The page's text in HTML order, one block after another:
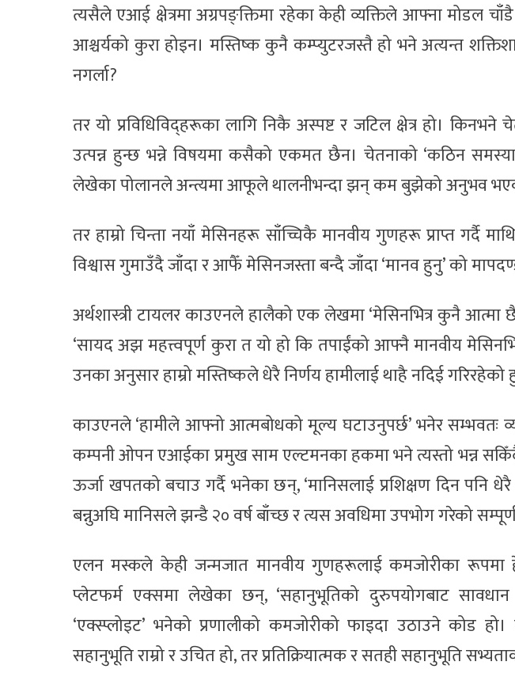
त्यसैले एआई क्षेत्रमा अग्रपङ्क्तिमा रहेका केही व्यक्तिले आफ्ना मोडल
आश्चर्यको कुरा होइन। मस्तिष्क कुनै कम्प्युटरजस्तै हो भने अत्यन्त
नगर्ला?
तर यो प्रविधिविद्हरूका लागि निकै अस्पष्ट र जटिल क्षेत्र हो।
उत्पन्न हुन्छ भन्ने विषयमा कसैको एकमत छैन। चेतनाको ‘कठिन
लेखेका पोलानले अन्त्यमा आफूले थालनीभन्दा झन् कम बुझेको अनुभव
तर हाम्रो चिन्ता नयाँ मेसिनहरू साँच्चिकै मानवीय गुणहरू प्राप्त गर्दै
विश्वास गुमाउँदै जाँदा र आफैँ मेसिनजस्ता बन्दै जाँदा ‘मानव हुनु’ को
अर्थशास्त्री टायलर काउएनले हालैको एक लेखमा ‘मेसिनभित्र कुनै
‘सायद अझ महत्त्वपूर्ण कुरा त यो हो कि तपाईंको आफ्नै मानवीय
उनका अनुसार हाम्रो मस्तिष्कले धेरै निर्णय हामीलाई थाहै नदिई गरिरहेको
काउएनले ‘हामीले आफ्नो आत्मबोधको मूल्य घटाउनुपर्छ’ भनेर सम्भवतः
कम्पनी ओपन एआईका प्रमुख साम एल्टमनका हकमा भने त्यस्तो भन्न
ऊर्जा खपतको बचाउ गर्दै भनेका छन्, ‘मानिसलाई प्रशिक्षण दिन पनि
बन्नुअघि मानिसले झन्डै २० वर्ष बाँच्छ र त्यस अवधिमा उपभोग गरेको सम्पूर्ण
एलन मस्कले केही जन्मजात मानवीय गुणहरूलाई कमजोरीका रूपमा
प्लेटफर्म एक्समा लेखेका छन्, ‘सहानुभूतिको दुरुपयोगबाट सावधान
‘एक्स्प्लोइट’ भनेको प्रणालीको कमजोरीको फाइदा उठाउने कोड
सहानुभूति राम्रो र उचित हो, तर प्रतिक्रियात्मक र सतही सहानुभूति